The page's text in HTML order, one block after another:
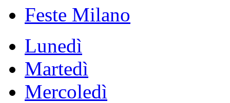
Feste Milano
Lunedì
Martedì
Mercoledì